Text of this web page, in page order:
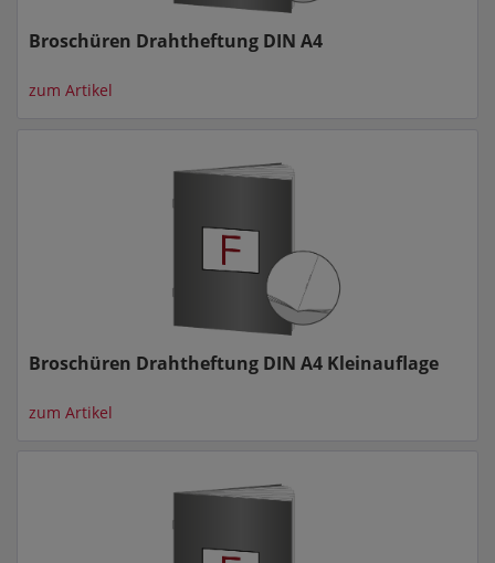
Broschüren Drahtheftung DIN A4
zum Artikel
Broschüren Drahtheftung DIN A4 Kleinauflage
zum Artikel